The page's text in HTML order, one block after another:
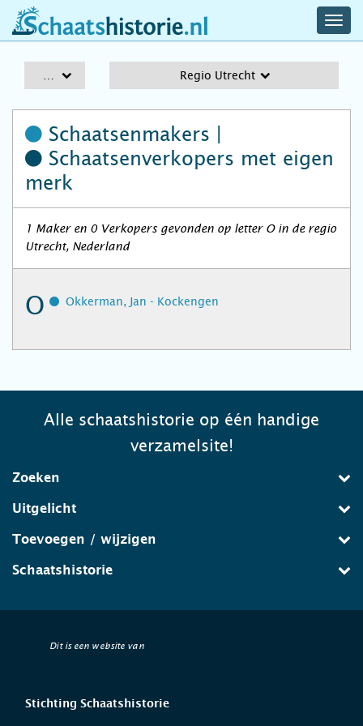
schaatshistorie.nl
Regio Utrecht
Schaatsenmakers |
Schaatsenverkopers met eigen
merk
1 Maker en 0 Verkopers gevonden op letter O in de regio
Utrecht, Nederland
O Okkerman, Jan - Kockengen
Alle schaatshistorie op één handige
verzamelsite!
Zoeken
Uitgelicht
Toevoegen / wijzigen
Schaatshistorie
Dit is een website van
Stichting Schaatshistorie